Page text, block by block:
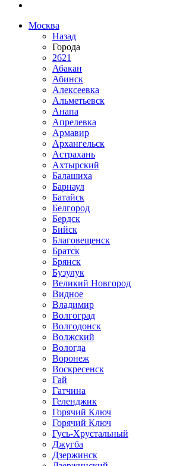
Москва
Назад
Города
2621
Абакан
Абинск
Алексеевка
Альметьевск
Анапа
Апрелевка
Армавир
Архангельск
Астрахань
Ахтырский
Балашиха
Барнаул
Батайск
Белгород
Бердск
Бийск
Благовещенск
Братск
Брянск
Бузулук
Великий Новгород
Видное
Владимир
Волгоград
Волгодонск
Волжский
Вологда
Воронеж
Воскресенск
Гай
Гатчина
Геленджик
Горячий Ключ
Горячий Ключ
Гусь-Хрустальный
Джугба
Дзержинск